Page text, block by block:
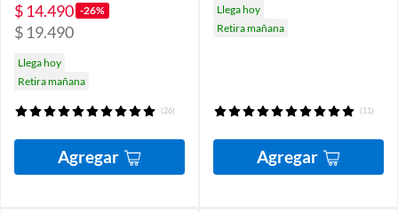
$ 14.490 -26%
$ 19.490
Llega hoy
Retira mañana
(26)
Agregar
Llega hoy
Retira mañana
(11)
Agregar